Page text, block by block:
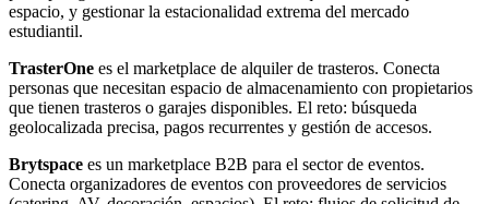
espacio, y gestionar la estacionalidad extrema del mercado
estudiantil.
TrasterOne es el marketplace de alquiler de trasteros. Conecta
personas que necesitan espacio de almacenamiento con propietarios
que tienen trasteros o garajes disponibles. El reto: búsqueda
geolocalizada precisa, pagos recurrentes y gestión de accesos.
Brytspace es un marketplace B2B para el sector de eventos.
Conecta organizadores de eventos con proveedores de servicios